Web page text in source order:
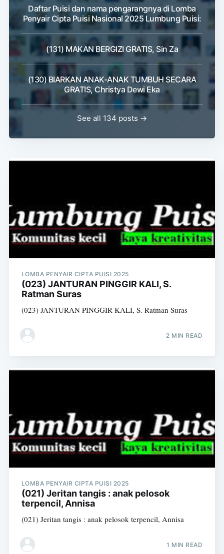
Daftar Puisi dan nama pengarangnya di Lomba
Penyair Cipta Puisi Nasional 2025 Lumbung Puisi:
(131) MAKAN BERGIZI GRATIS, Sin Za
(130) BIARKAN ANAK-ANAK TUMBUH SECARA
GRATIS, Christya Dewi Eka
See all 134 posts →
LOMBA PENYAIR CIPTA PUISI 2025
(023) JANTURAN PINGGIR KALI, S.
Ratman Suras
(023) JANTURAN PINGGIR KALI, S. Ratman Suras
2 MIN READ
LOMBA PENYAIR CIPTA PUISI 2025
(021) Jeritan tangis : anak pelosok
terpencil, Annisa
(021) Jeritan tangis : anak pelosok terpencil, Annisa
1 MIN READ